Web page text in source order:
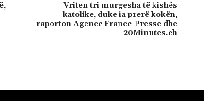
Vriten tri murgesha të kishës
katolike, duke ia prerë kokën,
raporton Agence France-Presse dhe
20Minutes.ch